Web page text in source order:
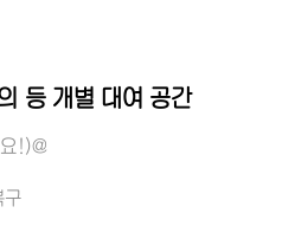
등 개별 대여 공간
!)@
구